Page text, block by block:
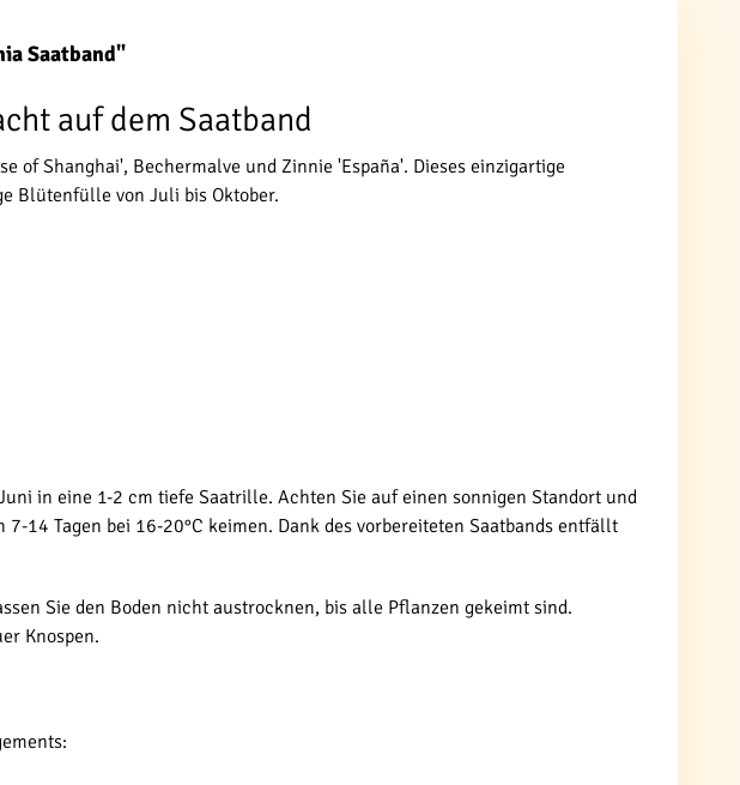
Saatband"
auf dem Saatband
of Shanghai', Bechermalve und Zinnie 'España'. Dieses einzigartige
Blütenfülle von Juli bis Oktober.
in eine 1-2 cm tiefe Saatrille. Achten Sie auf einen sonnigen Standort und
7-14 Tagen bei 16-20°C keimen. Dank des vorbereiteten Saatbands entfällt
Sie den Boden nicht austrocknen, bis alle Pflanzen gekeimt sind.
Knospen.